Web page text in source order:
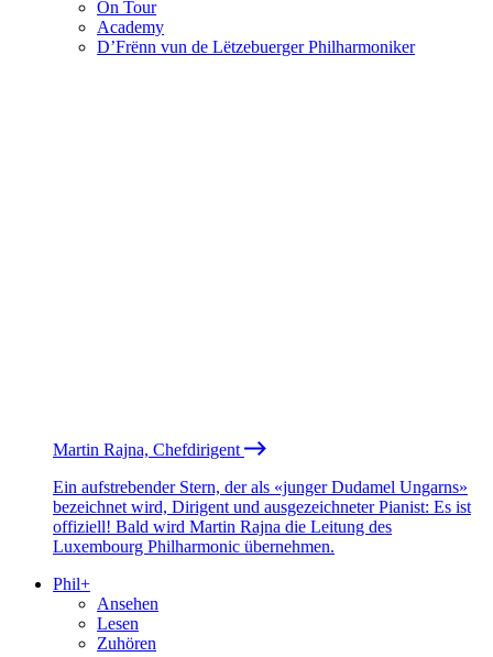
On Tour
Academy
D’Frënn vun de Lëtzebuerger Philharmoniker
Martin Rajna, Chefdirigent
Ein aufstrebender Stern, der als «junger Dudamel Ungarns»
bezeichnet wird, Dirigent und ausgezeichneter Pianist: Es ist
offiziell! Bald wird Martin Rajna die Leitung des
Luxembourg Philharmonic übernehmen.
Phil+
Ansehen
Lesen
Zuhören